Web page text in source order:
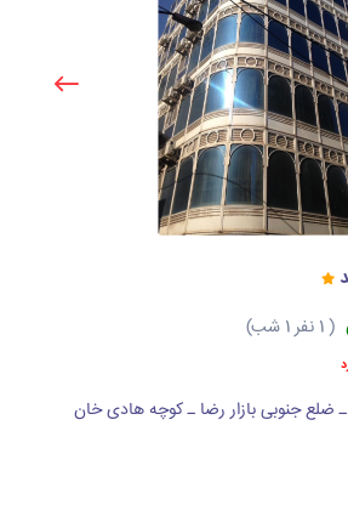
( 1 نفر 1 شب)
ضلع جنوبی بازار رضا ـ کوچه هادی خان